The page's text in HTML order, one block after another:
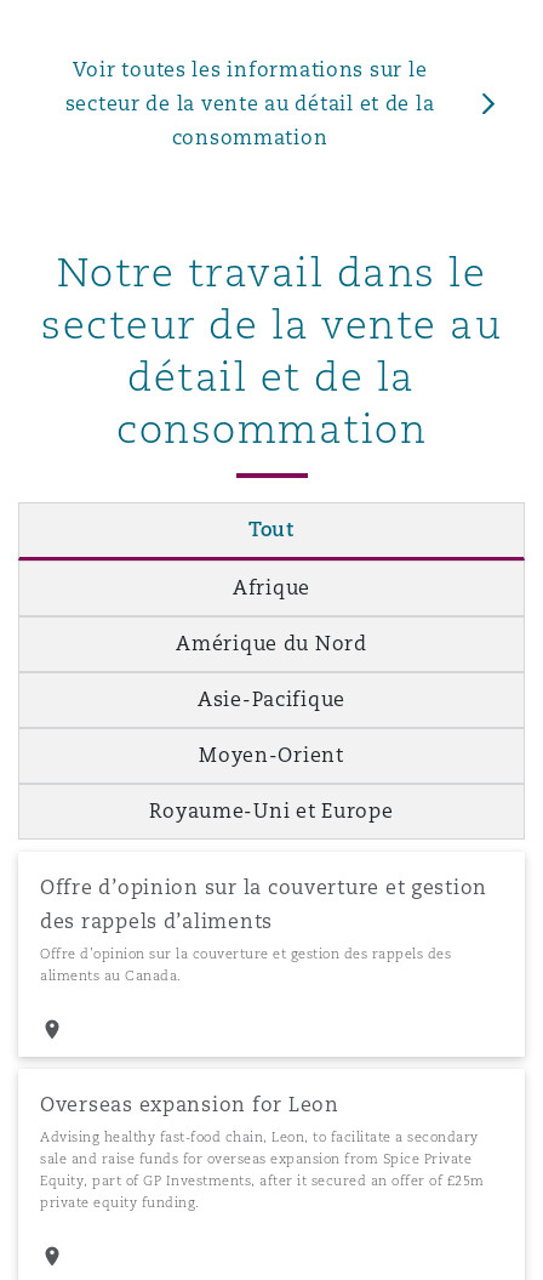
Voir toutes les informations sur le
secteur de la vente au détail et de la
consommation
Notre travail dans le
secteur de la vente au
détail et de la
consommation
Tout
Afrique
Amérique du Nord
Asie-Pacifique
Moyen-Orient
Royaume-Uni et Europe
Offre d’opinion sur la couverture et gestion
des rappels d’aliments
Offre d’opinion sur la couverture et gestion des rappels des
aliments au Canada.
Overseas expansion for Leon
Advising healthy fast-food chain, Leon, to facilitate a secondary
sale and raise funds for overseas expansion from Spice Private
Equity, part of GP Investments, after it secured an offer of £25m
private equity funding.